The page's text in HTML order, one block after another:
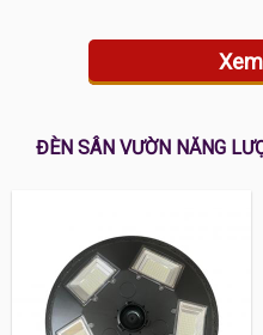
ĐÈN SÂN VƯỜN NĂNG